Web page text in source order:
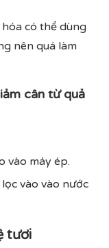
có thể dùng
nên quá làm
cân từ quả
vào máy ép.
vào vào nước
tươi